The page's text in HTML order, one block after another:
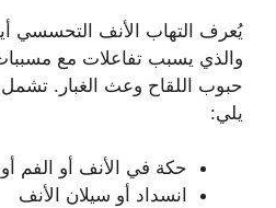
يُعرف التهاب الأنف التحسسي
والذي يسبب تفاعلات مع
حبوب اللقاح وعث الغبار. تشمل
يلي:
حكة في الأنف أو الفم أو
انسداد أو سيلان الأنف